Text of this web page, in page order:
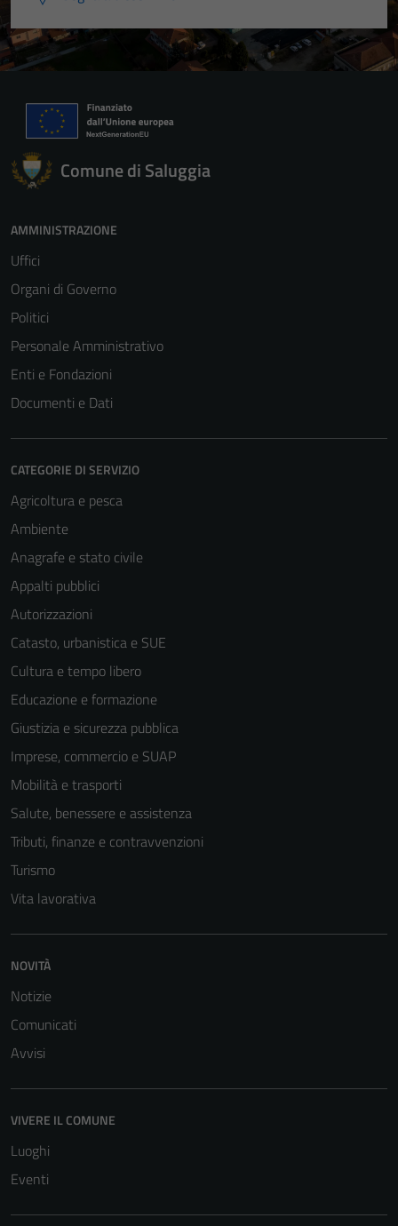
Comune di Saluggia
AMMINISTRAZIONE
Uffici
Organi di Governo
Politici
Personale Amministrativo
Enti e Fondazioni
Documenti e Dati
CATEGORIE DI SERVIZIO
Agricoltura e pesca
Ambiente
Anagrafe e stato civile
Appalti pubblici
Autorizzazioni
Catasto, urbanistica e SUE
Cultura e tempo libero
Educazione e formazione
Giustizia e sicurezza pubblica
Imprese, commercio e SUAP
Mobilità e trasporti
Salute, benessere e assistenza
Tributi, finanze e contravvenzioni
Turismo
Vita lavorativa
NOVITÀ
Notizie
Comunicati
Avvisi
VIVERE IL COMUNE
Luoghi
Eventi